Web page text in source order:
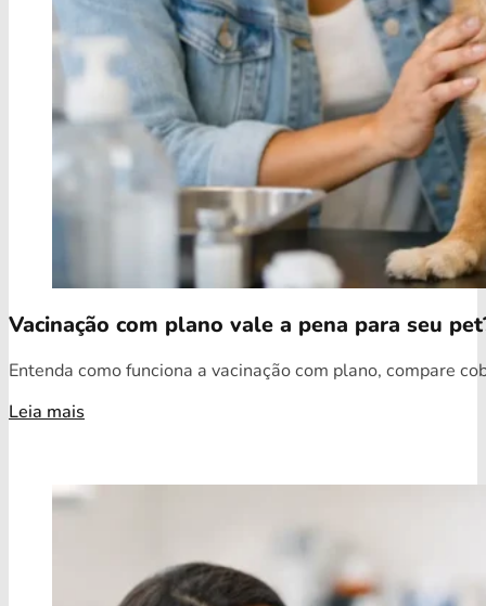
Vacinação com plano vale a pena para seu
Entenda como funciona a vacinação com plano, compare
Leia mais